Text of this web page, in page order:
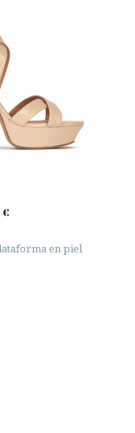
€
en piel